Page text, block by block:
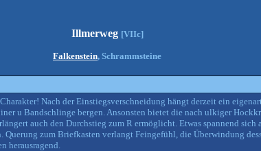
Illmerweg [VIIc]
Falkenstein, Schrammsteine
Nach der Einstiegsverschneidung hängt derzeit ein
u Bandschlinge bergen. Ansonsten bietet die nach ulkiger
auch den Durchstieg zum R ermöglicht. Etwas spannend sich
Querung zum Briefkasten verlangt Feingefühl, die Überwindung
herausragend.